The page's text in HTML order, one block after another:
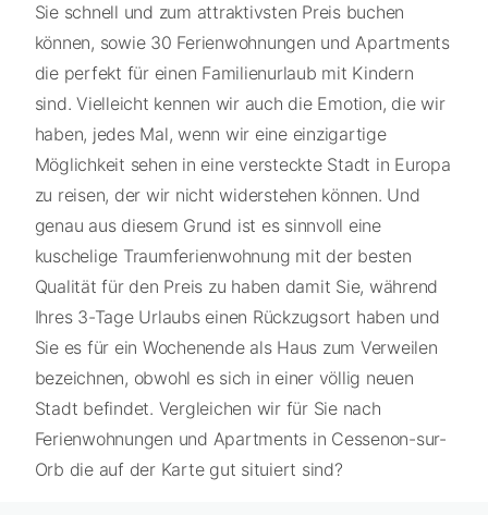
Sie schnell und zum attraktivsten Preis buchen
können, sowie 30 Ferienwohnungen und Apartments
die perfekt für einen Familienurlaub mit Kindern
sind. Vielleicht kennen wir auch die Emotion, die wir
haben, jedes Mal, wenn wir eine einzigartige
Möglichkeit sehen in eine versteckte Stadt in Europa
zu reisen, der wir nicht widerstehen können. Und
genau aus diesem Grund ist es sinnvoll eine
kuschelige Traumferienwohnung mit der besten
Qualität für den Preis zu haben damit Sie, während
Ihres 3-Tage Urlaubs einen Rückzugsort haben und
Sie es für ein Wochenende als Haus zum Verweilen
bezeichnen, obwohl es sich in einer völlig neuen
Stadt befindet. Vergleichen wir für Sie nach
Ferienwohnungen und Apartments in Cessenon-sur-
Orb die auf der Karte gut situiert sind?